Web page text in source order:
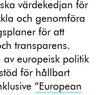
värdekedjan för
och genomföra
för att
transparens.
av europeisk politik
för hållbart
”European